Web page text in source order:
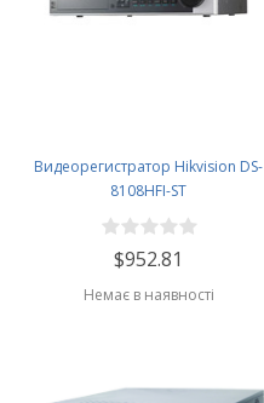
Видеорегистратор Hikvision DS-
8108HFI-ST
$952.81
Немає в наявності